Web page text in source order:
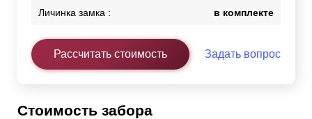
Личинка замка : в комплекте
Рассчитать стоимость Задать вопрос
Стоимость забора